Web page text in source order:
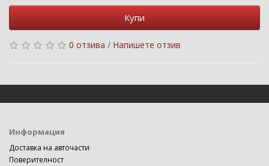
Купи
0 отзива / Напишете отзив
Информация
Доставка на авточасти
Поверителност